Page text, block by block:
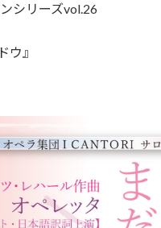
シリーズvol.26
ウ』